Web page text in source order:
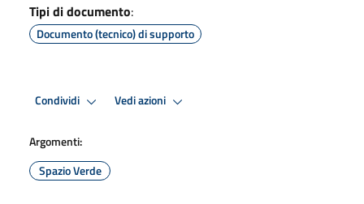
Tipi di documento:
Documento (tecnico) di supporto
Condividi Vedi azioni
Argomenti:
Spazio Verde